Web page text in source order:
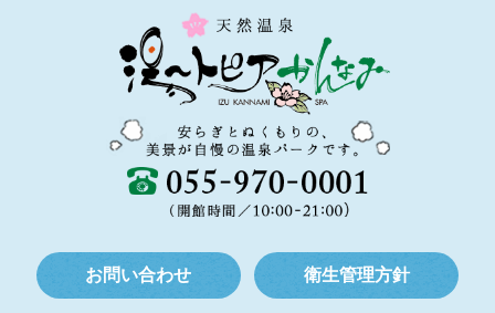
お問い合わせ 衛生管理方針